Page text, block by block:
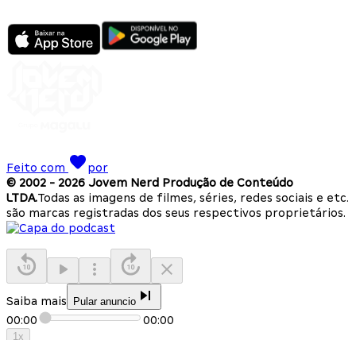
Feito com
por
© 2002 - 2026 Jovem Nerd Produção de Conteúdo
LTDA.Todas as imagens de filmes, séries, redes sociais e etc.
são marcas registradas dos seus respectivos proprietários.
Saiba mais Pular anuncio
00:00 00:00
1x